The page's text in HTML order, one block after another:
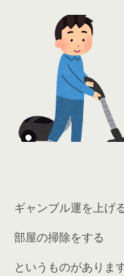
ギャンブル運を上げ
部屋の掃除をする
というものがあります